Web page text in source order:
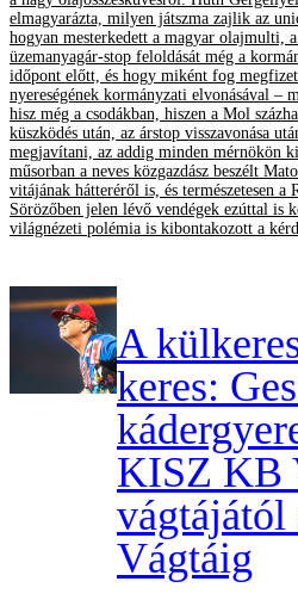
elmagyarázta, milyen játszma zajlik az
hogyan mesterkedett a magyar olajmulti,
üzemanyagár-stop feloldását még a
időpont előtt, és hogy miként fog
nyereségének kormányzati elvonásával –
hisz még a csodákban, hiszen a Mol
küszködés után, az árstop visszavonása
megjavítani, az addig minden mérnökön
műsorban a neves közgazdász beszélt
vitájának hátteréről is, és természetesen a
Sörözőben jelen lévő vendégek ezúttal is
világnézeti polémia is kibontakozott a
A
keres:
KISZ KB
vágtájától
Vágtáig